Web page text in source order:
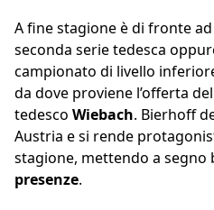
A fine stagione è di fronte
seconda serie tedesca
campionato di livello
da dove proviene l’offerta del
tedesco Wiebach. Bierhoff
Austria e si rende
stagione, mettendo a segno
presenze.